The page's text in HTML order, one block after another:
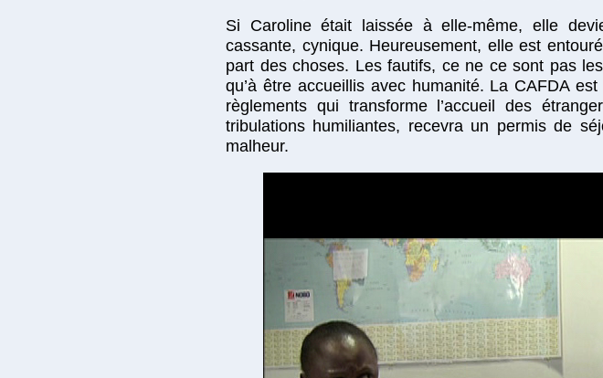
Si Caroline était laissée à elle-même, elle
cassante, cynique. Heureusement, elle est
part des choses. Les fautifs, ce ne ce sont pas
qu’à être accueillis avec humanité. La CAFDA
règlements qui transforme l’accueil des
tribulations humiliantes, recevra un permis de
malheur.